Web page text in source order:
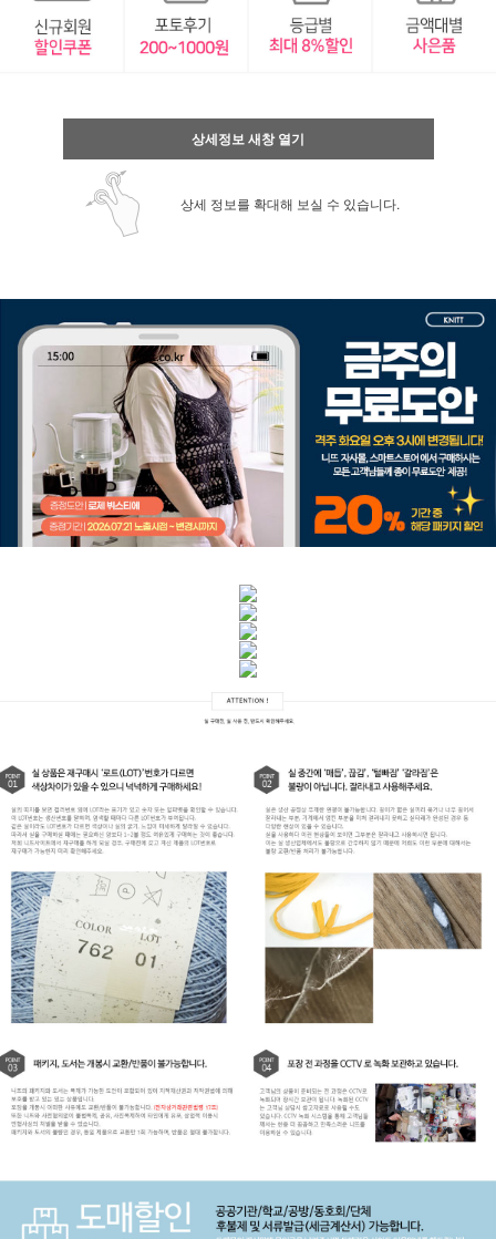
상세정보 새창 열기
상세 정보를 확대해 보실 수 있습니다.